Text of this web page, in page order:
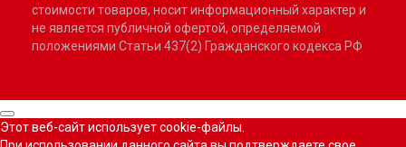
стоимости товаров, носит информационный характер и
не является публичной офертой, определяемой
положениями Статьи 437(2) Гражданского кодекса РФ
Этот веб-сайт использует cookie-файлы.